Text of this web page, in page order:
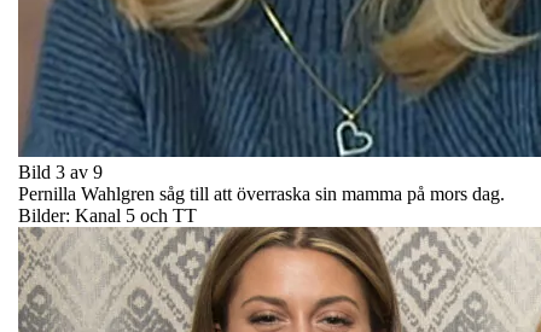
Bild 3 av 9
Pernilla Wahlgren såg till att överraska sin mamma på mors dag.
Bilder: Kanal 5 och TT